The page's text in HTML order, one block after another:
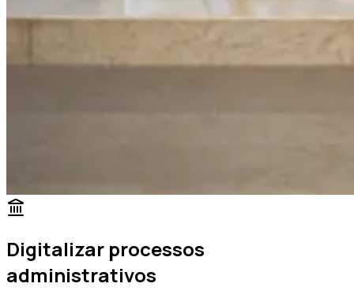
Digitalizar processos
administrativos